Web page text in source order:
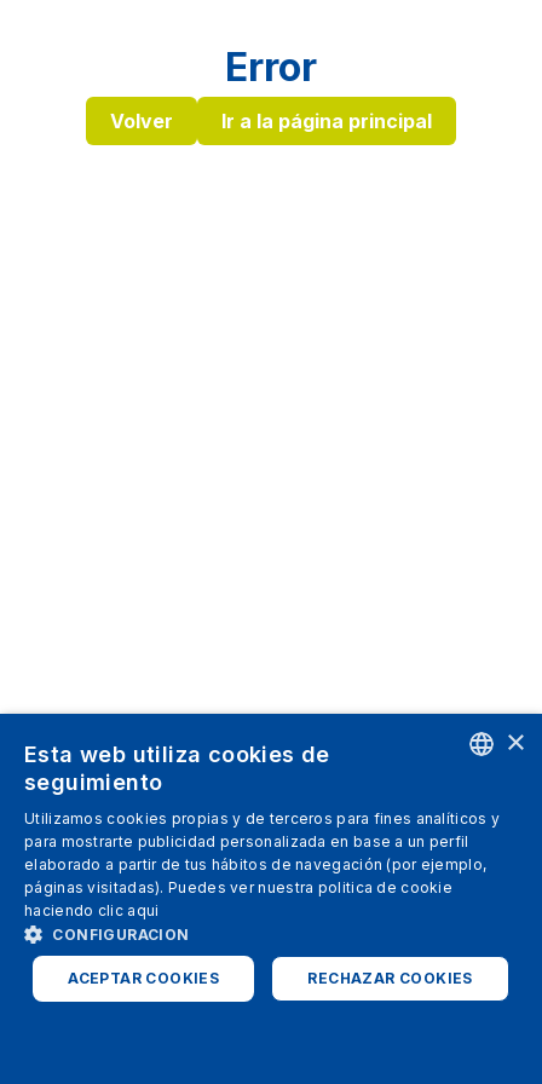
Error
Volver Ir a la página principal
SPANISH
ITALIAN
ENGLISH
×
Esta web utiliza cookies de
seguimiento
Utilizamos cookies propias y de terceros para fines analíticos y
para mostrarte publicidad personalizada en base a un perfil
elaborado a partir de tus hábitos de navegación (por ejemplo,
páginas visitadas). Puedes ver nuestra politica de cookie
haciendo clic aqui
CONFIGURACION
ACEPTAR COOKIES RECHAZAR COOKIES